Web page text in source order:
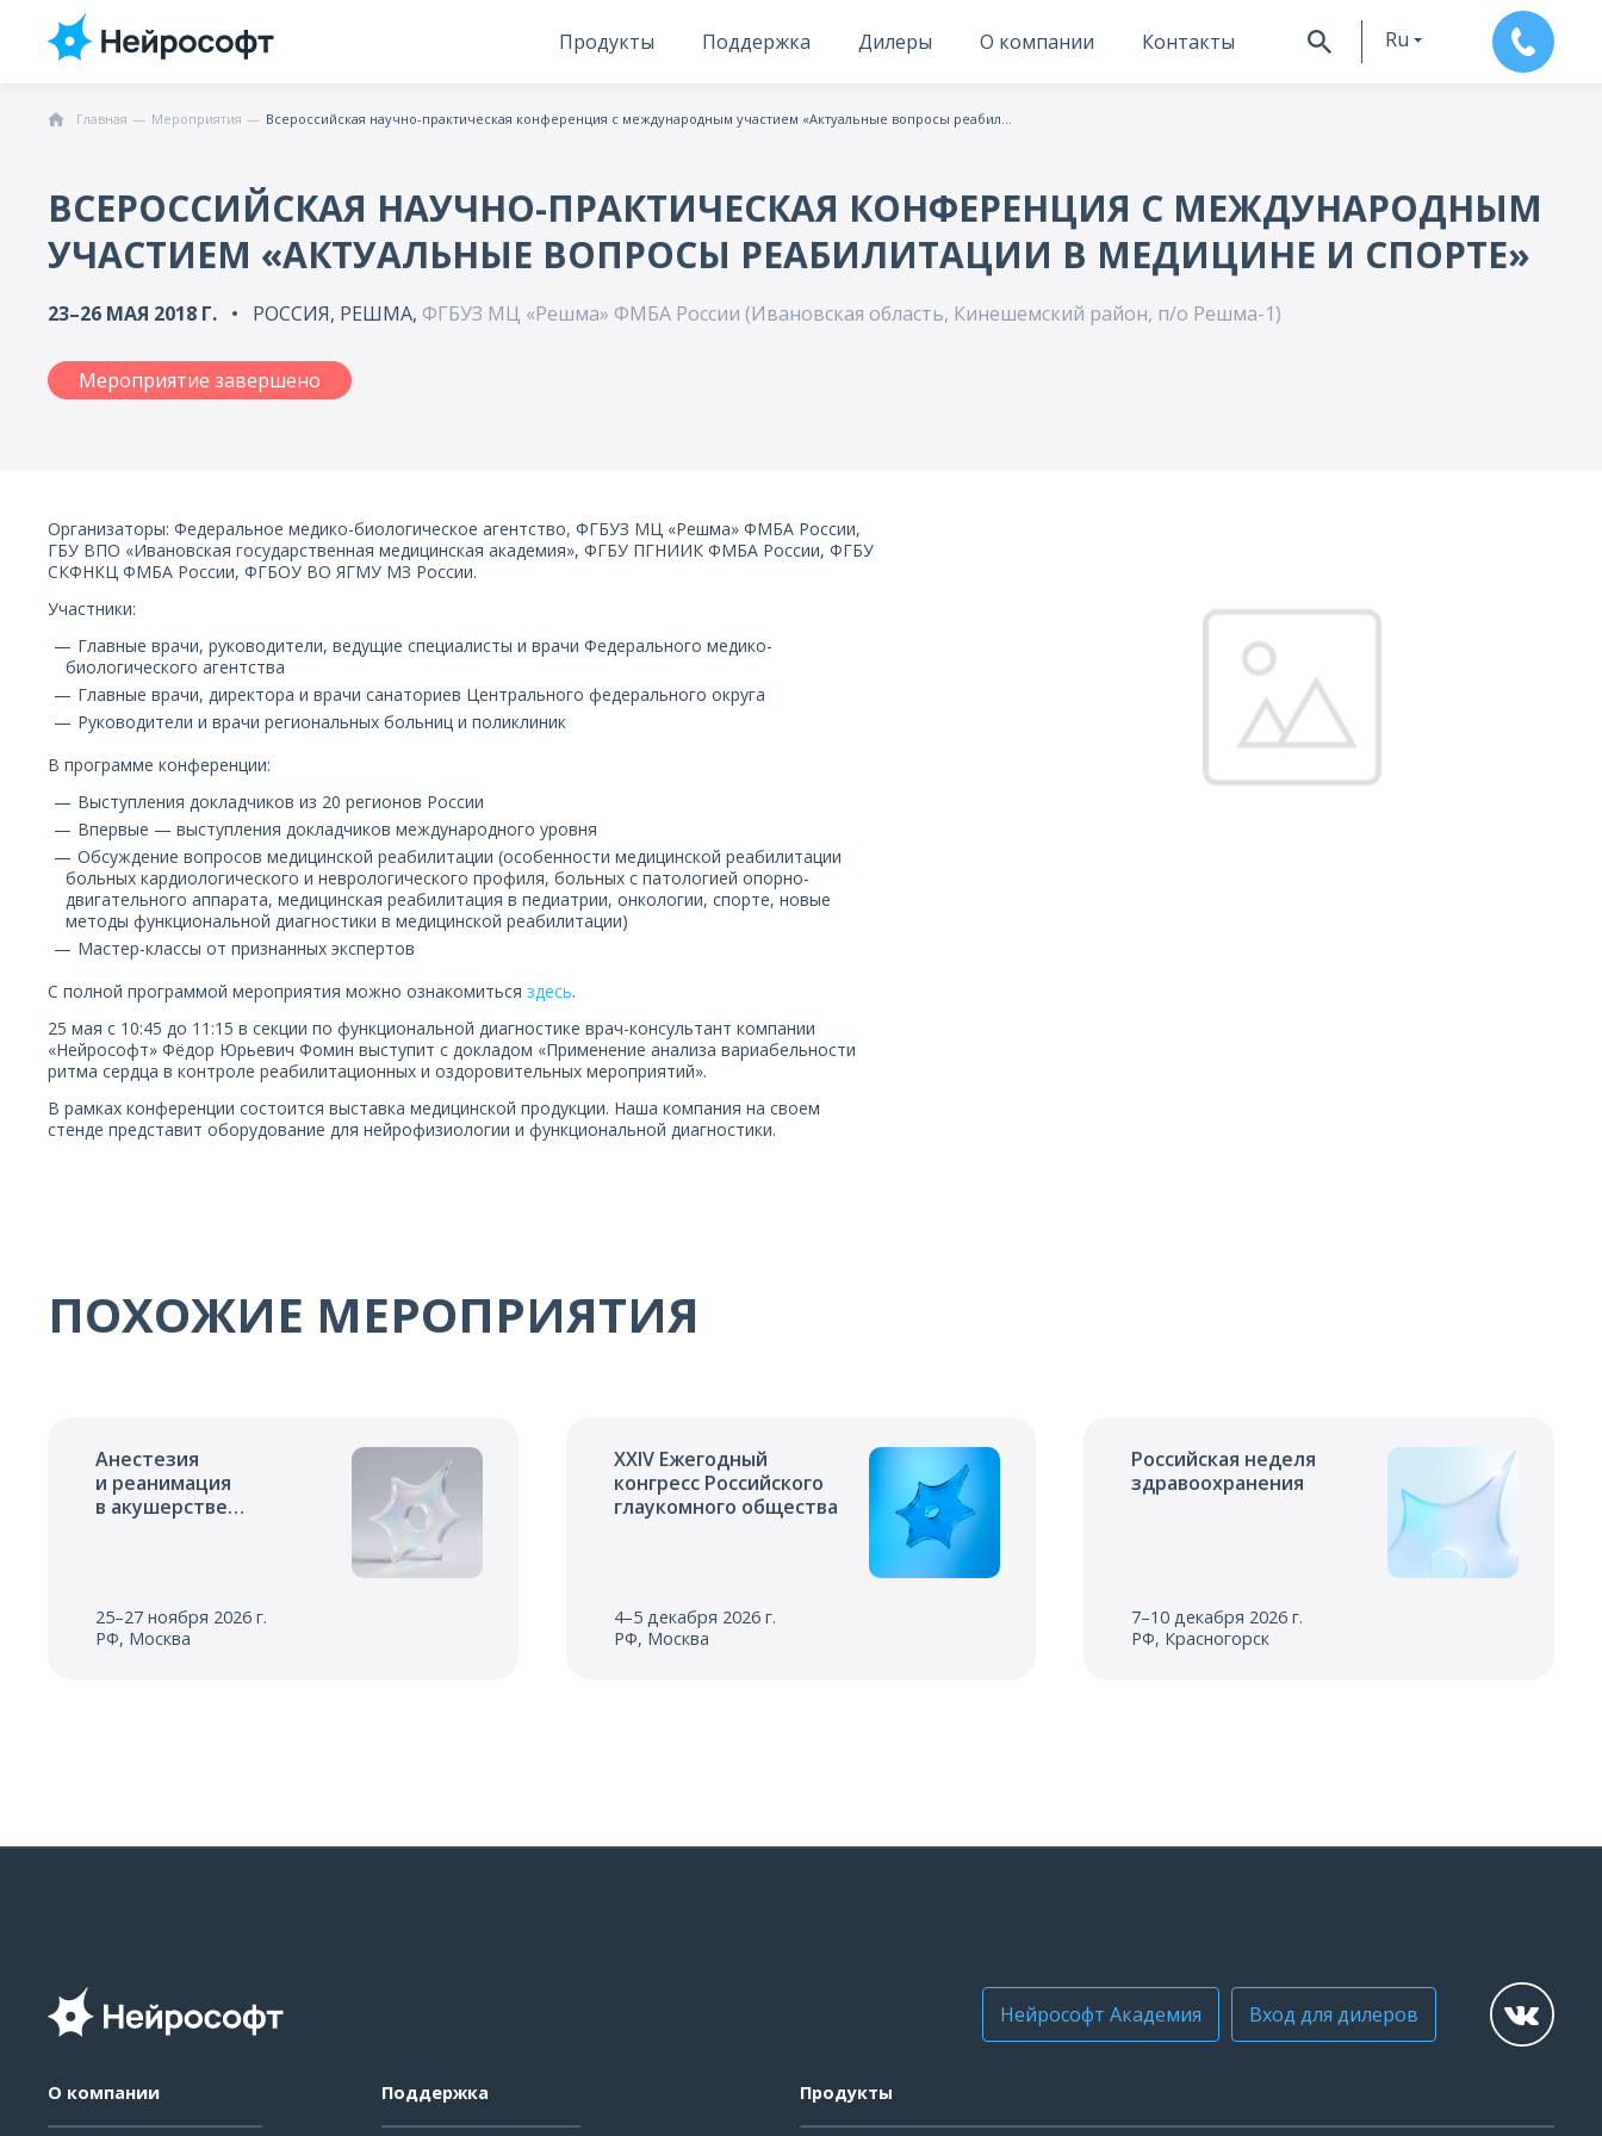
Продукты Поддержка Дилеры О компании Контакты Ru
Главная Мероприятия Всероссийская научно-практическая конференция с международным участием «Актуальные вопросы реабилитации в медицине и спорте»
ВСЕРОССИЙСКАЯ НАУЧНО-ПРАКТИЧЕСКАЯ КОНФЕРЕНЦИЯ С МЕЖДУНАРОДНЫМ
УЧАСТИЕМ «АКТУАЛЬНЫЕ ВОПРОСЫ РЕАБИЛИТАЦИИ В МЕДИЦИНЕ И СПОРТЕ»
23–26 МАЯ 2018 Г. РОССИЯ, РЕШМА, ФГБУЗ МЦ «Решма» ФМБА России (Ивановская область, Кинешемский район, п/о Решма-1)
Мероприятие завершено
Организаторы: Федеральное медико-биологическое агентство, ФГБУЗ МЦ «Решма» ФМБА России,
ГБУ ВПО «Ивановская государственная медицинская академия», ФГБУ ПГНИИК ФМБА России, ФГБУ
СКФНКЦ ФМБА России, ФГБОУ ВО ЯГМУ МЗ России.
Участники:
Главные врачи, руководители, ведущие специалисты и врачи Федерального медико-
биологического агентства
Главные врачи, директора и врачи санаториев Центрального федерального округа
Руководители и врачи региональных больниц и поликлиник
В программе конференции:
Выступления докладчиков из 20 регионов России
Впервые — выступления докладчиков международного уровня
Обсуждение вопросов медицинской реабилитации (особенности медицинской реабилитации
больных кардиологического и неврологического профиля, больных с патологией опорно-
двигательного аппарата, медицинская реабилитация в педиатрии, онкологии, спорте, новые
методы функциональной диагностики в медицинской реабилитации)
Мастер-классы от признанных экспертов
С полной программой мероприятия можно ознакомиться здесь.
25 мая с 10:45 до 11:15 в секции по функциональной диагностике врач-консультант компании
«Нейрософт» Фёдор Юрьевич Фомин выступит с докладом «Применение анализа вариабельности
ритма сердца в контроле реабилитационных и оздоровительных мероприятий».
В рамках конференции состоится выставка медицинской продукции. Наша компания на своем
стенде представит оборудование для нейрофизиологии и функциональной диагностики.
ПОХОЖИЕ МЕРОПРИЯТИЯ
Анестезия
и реанимация
в акушерстве
25–27 ноября 2026 г.
РФ, Москва
XXIV Ежегодный
конгресс Российского
глаукомного общества
4–5 декабря 2026 г.
РФ, Москва
Российская неделя
здравоохранения
7–10 декабря 2026 г.
РФ, Красногорск
Нейрософт Академия Вход для дилеров
О компании Поддержка Продукты